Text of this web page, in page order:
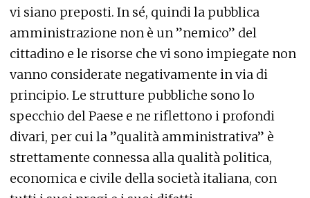
vi siano preposti. In sé, quindi la pubblica
amministrazione non è un ”nemico” del
cittadino e le risorse che vi sono impiegate non
vanno considerate negativamente in via di
principio. Le strutture pubbliche sono lo
specchio del Paese e ne riflettono i profondi
divari, per cui la ”qualità amministrativa” è
strettamente connessa alla qualità politica,
economica e civile della società italiana, con